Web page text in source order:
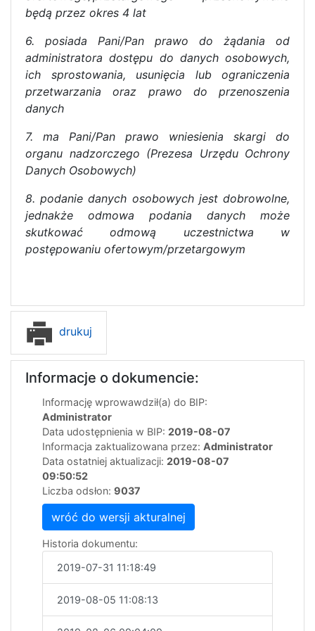
będą przez okres 4 lat
6. posiada Pani/Pan prawo do żądania od
administratora dostępu do danych osobowych,
ich sprostowania, usunięcia lub ograniczenia
przetwarzania oraz prawo do przenoszenia
danych
7. ma Pani/Pan prawo wniesienia skargi do
organu nadzorczego (Prezesa Urzędu Ochrony
Danych Osobowych)
8. podanie danych osobowych jest dobrowolne,
jednakże odmowa podania danych może
skutkować odmową uczestnictwa w
postępowaniu ofertowym/przetargowym
drukuj
Informacje o dokumencie:
Informację wprowawdził(a) do BIP:
Administrator
Data udostępnienia w BIP: 2019-08-07
Informacja zaktualizowana przez: Administrator
Data ostatniej aktualizacji: 2019-08-07
09:50:52
Liczba odsłon: 9037
wróć do wersji akturalnej
Historia dokumentu:
2019-07-31 11:18:49
2019-08-05 11:08:13